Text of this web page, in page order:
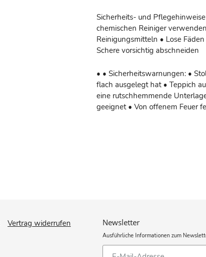
Sicherheits- und
chemischen Reiniger
Reinigungsmitteln • Lose
Schere vorsichtig abschneiden
• • Sicherheitswarnungen: •
flach ausgelegt hat • Teppich
eine rutschhemmende
geeignet • Von offenem Feuer
Vertrag widerrufen
Newsletter
Ausführliche Informationen zum